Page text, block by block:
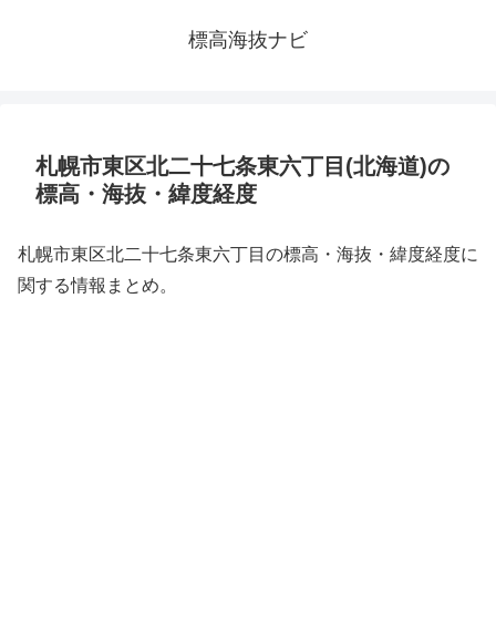
標高海抜ナビ
札幌市東区北二十七条東六丁目(北海道)の
標高・海抜・緯度経度
札幌市東区北二十七条東六丁目の標高・海抜・緯度経度に
関する情報まとめ。